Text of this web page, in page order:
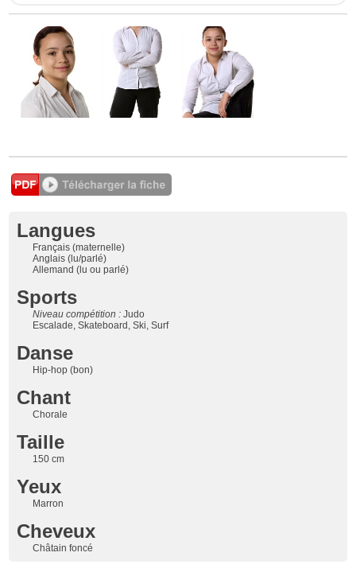
Langues
Français (maternelle)
Anglais (lu/parlé)
Allemand (lu ou parlé)
Sports
Niveau compétition :Judo
Escalade, Skateboard, Ski, Surf
Danse
Hip-hop (bon)
Chant
Chorale
Taille
150 cm
Yeux
Marron
Cheveux
Châtain foncé